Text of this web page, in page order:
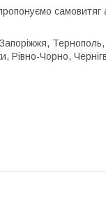
Рівно-Чорно,